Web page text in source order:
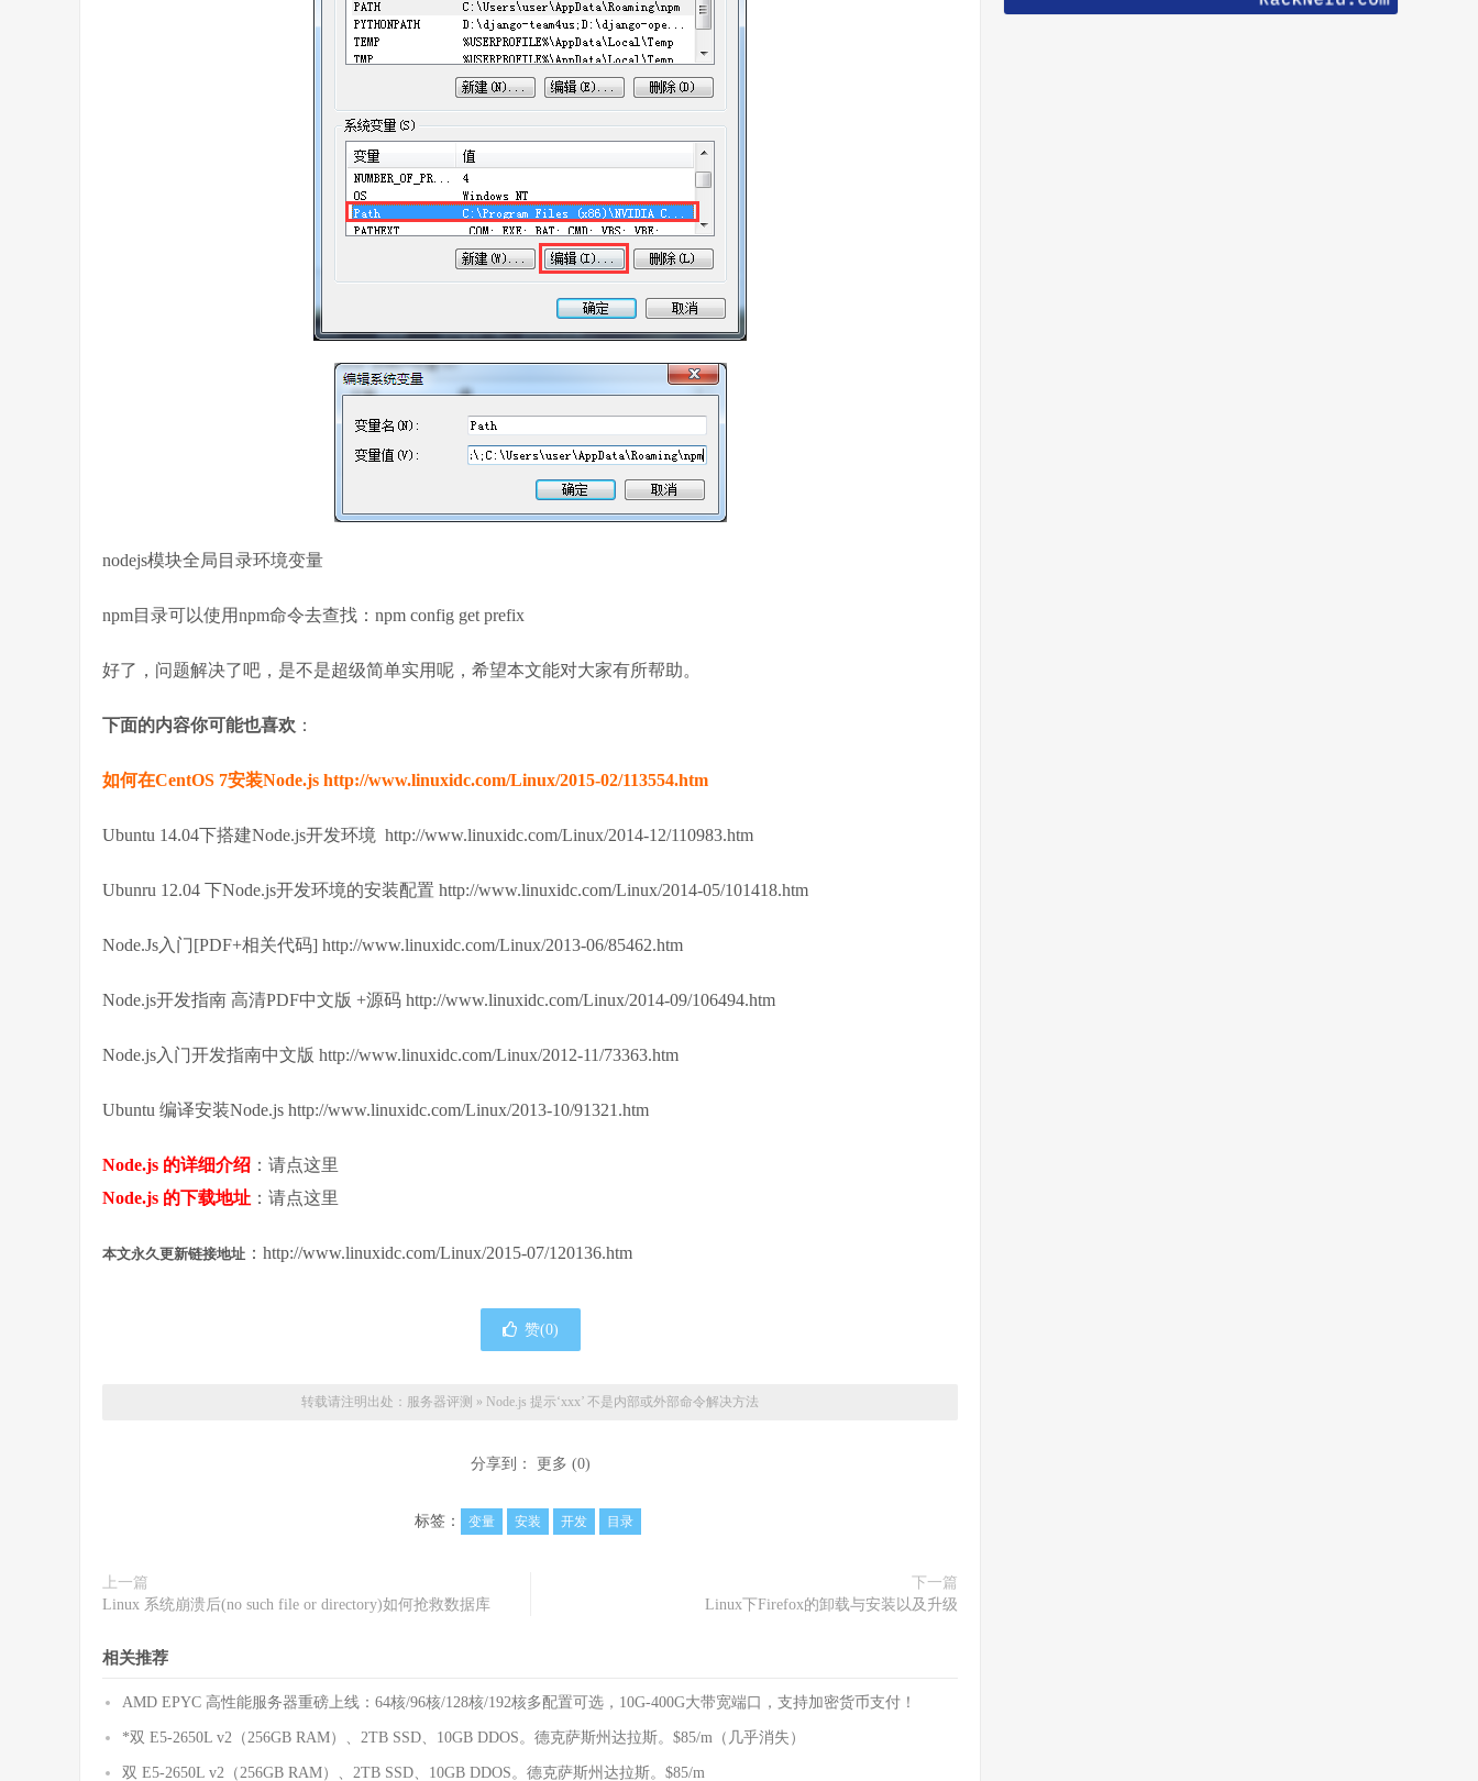
nodejs模块全局目录环境变量
npm目录可以使用npm命令去查找：npm config get prefix
好了，问题解决了吧，是不是超级简单实用呢，希望本文能对大家有所帮助。
下面的内容你可能也喜欢 ：
如何在CentOS 7安装Node.js http://www.linuxidc.com/Linux/2015-02/113554.htm
Ubuntu 14.04下搭建Node.js开发环境 http://www.linuxidc.com/Linux/2014-12/110983.htm
Ubunru 12.04 下Node.js开发环境的安装配置 http://www.linuxidc.com/Linux/2014-05/101418.htm
Node.Js入门[PDF+相关代码] http://www.linuxidc.com/Linux/2013-06/85462.htm
Node.js开发指南 高清PDF中文版 +源码 http://www.linuxidc.com/Linux/2014-09/106494.htm
Node.js入门开发指南中文版 http://www.linuxidc.com/Linux/2012-11/73363.htm
Ubuntu 编译安装Node.js http://www.linuxidc.com/Linux/2013-10/91321.htm
Node.js 的详细介绍 ：请点这里
Node.js 的下载地址 ：请点这里
本文永久更新链接地址 ：http://www.linuxidc.com/Linux/2015-07/120136.htm
赞(0)
转载请注明出处： 服务器评测 » Node.js 提示‘xxx’ 不是内部或外部命令解决方法
分享到： 更多 (0)
标签： 变量 安装 开发 目录
上一篇
Linux 系统崩溃后(no such file or directory)如何抢救数据库
下一篇
Linux下Firefox的卸载与安装以及升级
相关推荐
AMD EPYC 高性能服务器重磅上线：64核/96核/128核/192核多配置可选，10G-400G大带宽端口，支持加密货币支付！
*双 E5-2650L v2（256GB RAM）、2TB SSD、10GB DDOS。德克萨斯州达拉斯。$85/m（几乎消失）
双 E5-2650L v2（256GB RAM）、2TB SSD、10GB DDOS。德克萨斯州达拉斯。$85/m